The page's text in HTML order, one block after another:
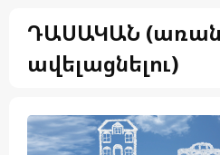
ԴԱՍԱԿԱՆ
ավելացնելու)